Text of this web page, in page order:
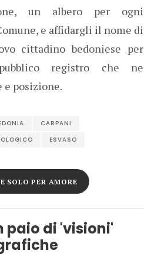
un albero per ogni
e affidargli il nome di
cittadino bedoniese per
registro che ne
posizione.
CARPANI
ESVASO
SOLO PER AMORE
paio di 'visioni'